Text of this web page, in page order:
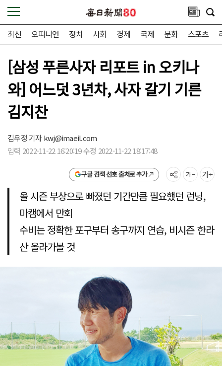
최신 오피니언 정치 사회 경제 국제 문화 스포츠
[삼성 푸른사자 리포트 in 오키나
와] 어느덧 3년차, 사자 갈기 기른
김지찬
김우정 기자kwj@imaeil.com
입력 2022-11-22 16:20:19 수정 2022-11-22 18:17:48
구글 검색 선호 출처로 추가
올 시즌 부상으로 빠졌던 기간만큼 필요했던 런닝,
마캠에서 만회
수비는 정확한 포구부터 송구까지 연습, 비시즌 한라
산 올라가볼 것